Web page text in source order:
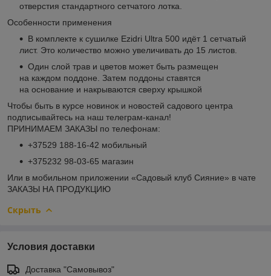
отверстия стандартного сетчатого лотка.
Особенности применения
В комплекте к сушилке Ezidri Ultra 500 идёт 1 сетчатый
лист. Это количество можно увеличивать до 15 листов.
Один слой трав и цветов может быть размещен
на каждом поддоне. Затем поддоны ставятся
на основание и накрываются сверху крышкой
Чтобы быть в курсе новинок и новостей садового центра
подписывайтесь на наш телеграм-канал!
ПРИНИМАЕМ ЗАКАЗЫ по телефонам:
+37529 188-16-42 мобильный
+375232 98-03-65 магазин
Или в мобильном приложении «Садовый клуб Сияние» в чате
ЗАКАЗЫ НА ПРОДУКЦИЮ
Скрыть
Условия доставки
Доставка "Самовывоз"